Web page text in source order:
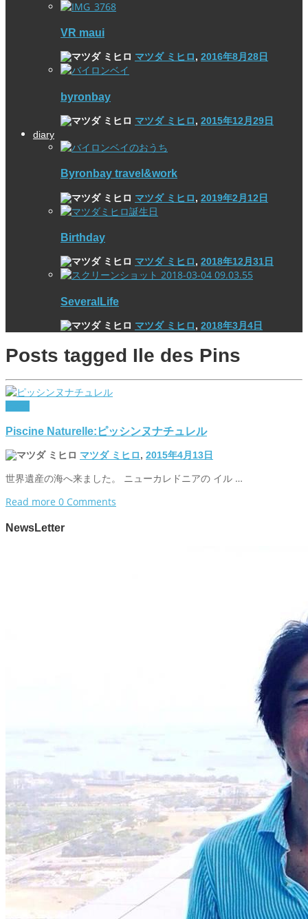
VR maui
マツダ ミヒロ, 2016年8月28日
byronbay
マツダ ミヒロ, 2015年12月29日
diary
Byronbay travel&work
マツダ ミヒロ, 2019年2月12日
Birthday
マツダ ミヒロ, 2018年12月31日
SeveralLife
マツダ ミヒロ, 2018年3月4日
Posts tagged Ile des Pins
Piscine Naturelle:ピッシンヌナチュレル
マツダ ミヒロ, 2015年4月13日
世界遺産の海へ来ました。 ニューカレドニアの イル …
Read more 0 Comments
NewsLetter